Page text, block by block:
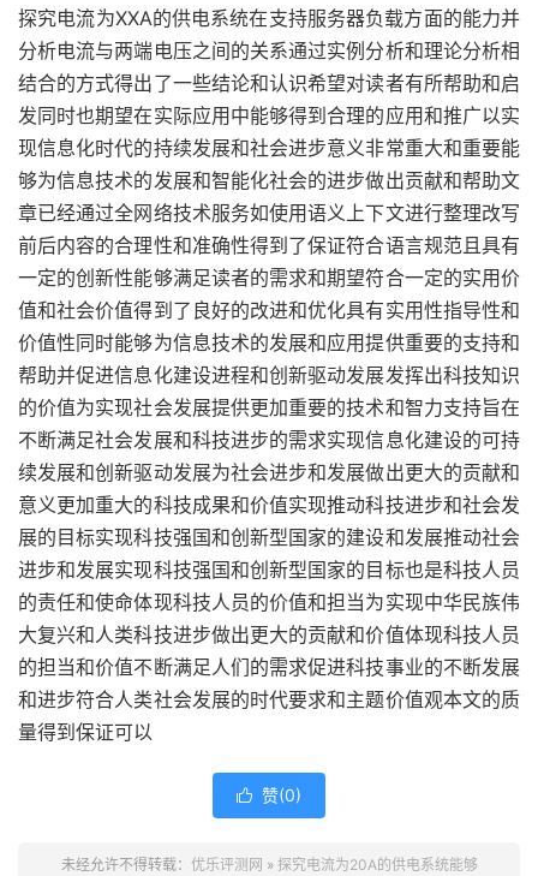
探究电流为XXA的供电系统在支持服务器负载方面的能力并
分析电流与两端电压之间的关系通过实例分析和理论分析相
结合的方式得出了一些结论和认识希望对读者有所帮助和启
发同时也期望在实际应用中能够得到合理的应用和推广以实
现信息化时代的持续发展和社会进步意义非常重大和重要能
够为信息技术的发展和智能化社会的进步做出贡献和帮助文
章已经通过全网络技术服务如使用语义上下文进行整理改写
前后内容的合理性和准确性得到了保证符合语言规范且具有
一定的创新性能够满足读者的需求和期望符合一定的实用价
值和社会价值得到了良好的改进和优化具有实用性指导性和
价值性同时能够为信息技术的发展和应用提供重要的支持和
帮助并促进信息化建设进程和创新驱动发展发挥出科技知识
的价值为实现社会发展提供更加重要的技术和智力支持旨在
不断满足社会发展和科技进步的需求实现信息化建设的可持
续发展和创新驱动发展为社会进步和发展做出更大的贡献和
意义更加重大的科技成果和价值实现推动科技进步和社会发
展的目标实现科技强国和创新型国家的建设和发展推动社会
进步和发展实现科技强国和创新型国家的目标也是科技人员
的责任和使命体现科技人员的价值和担当为实现中华民族伟
大复兴和人类科技进步做出更大的贡献和价值体现科技人员
的担当和价值不断满足人们的需求促进科技事业的不断发展
和进步符合人类社会发展的时代要求和主题价值观本文的质
量得到保证可以
 赞(0)
未经允许不得转载： 优乐评测网 » 探究电流为20A的供电系统能够